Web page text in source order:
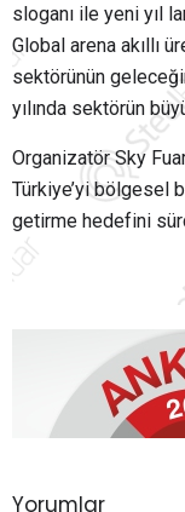
sloganı ile yeni yıl
Global arena akıllı
sektörünün
yılında sektörün
Organizatör Sky
Türkiye’yi bölgesel
getirme hedefini
Yorumlar